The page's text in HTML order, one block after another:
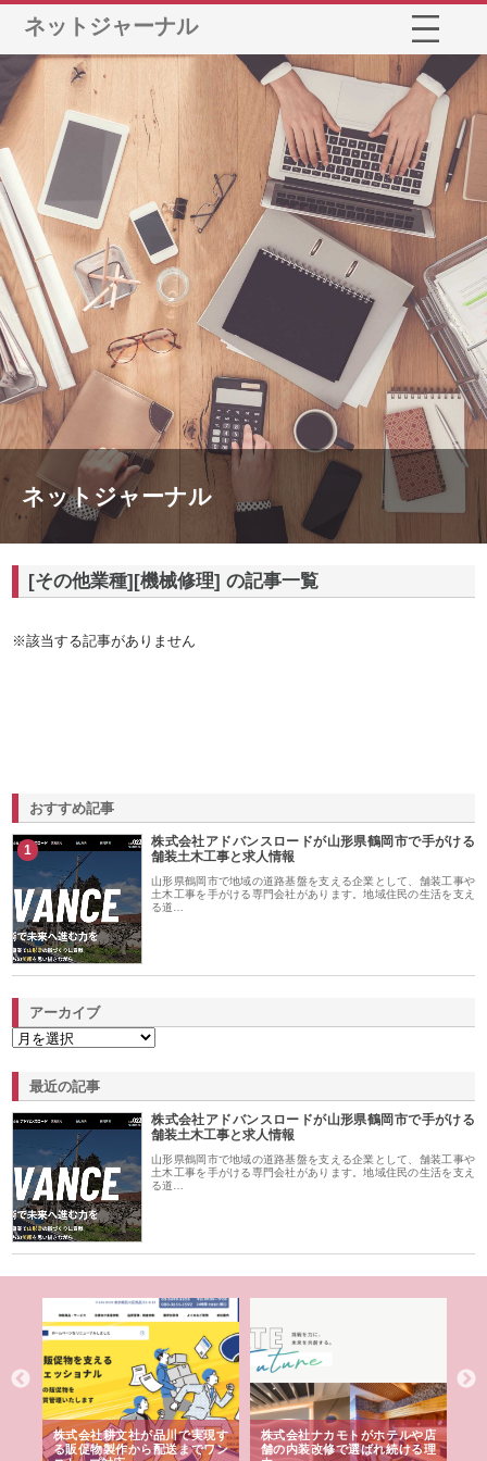
ネットジャーナル
ネットジャーナル
[その他業種][機械修理] の記事一覧
※該当する記事がありません
おすすめ記事
1
株式会社アドバンスロードが山形県鶴岡市で手がける
舗装土木工事と求人情報
山形県鶴岡市で地域の道路基盤を支える企業として、舗装工事や
土木工事を手がける専門会社があります。地域住民の生活を支え
る道…
アーカイブ
最近の記事
株式会社アドバンスロードが山形県鶴岡市で手がける
舗装土木工事と求人情報
山形県鶴岡市で地域の道路基盤を支える企業として、舗装工事や
土木工事を手がける専門会社があります。地域住民の生活を支え
る道…
株式会社耕文社が品川で実現す
る販促物製作から配送までワン
株式会社ナカモトがホテルや店
舗の内装改修で選ばれ続ける理